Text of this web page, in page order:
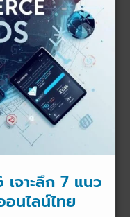
จาะลึก 7 แนว
นไลน์ไทย